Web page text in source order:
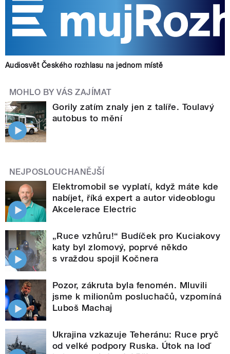
Audiosvět Českého rozhlasu na jednom místě
MOHLO BY VÁS ZAJÍMAT
Gorily zatím znaly jen z talíře. Toulavý
autobus to mění
NEJPOSLOUCHANĚJŠÍ
Elektromobil se vyplatí, když máte kde
nabíjet, říká expert a autor videoblogu
Akcelerace Electric
„Ruce vzhůru!“ Budíček pro Kuciakovy
katy byl zlomový, poprvé někdo
s vraždou spojil Kočnera
Pozor, zákruta byla fenomén. Mluvili
jsme k milionům posluchačů, vzpomíná
Luboš Machaj
Ukrajina vzkazuje Teheránu: Ruce pryč
od velké podpory Ruska. Útok na loď